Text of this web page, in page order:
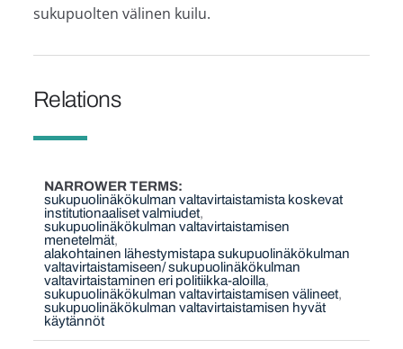
sukupuolten välinen kuilu.
Relations
NARROWER TERMS
sukupuolinäkökulman valtavirtaistamista koskevat
institutionaaliset valmiudet
sukupuolinäkökulman valtavirtaistamisen
menetelmät
alakohtainen lähestymistapa sukupuolinäkökulman
valtavirtaistamiseen/ sukupuolinäkökulman
valtavirtaistaminen eri politiikka-aloilla
sukupuolinäkökulman valtavirtaistamisen välineet
sukupuolinäkökulman valtavirtaistamisen hyvät
käytännöt